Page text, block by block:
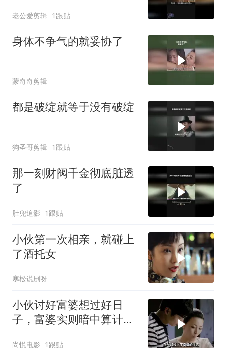
老公爱剪辑 1跟贴
身体不争气的就妥协了
蒙奇奇剪辑
都是破绽就等于没有破绽
狗圣哥剪辑 1跟贴
那一刻财阀千金彻底脏透
了
肚兜追影 1跟贴
小伙第一次相亲，就碰上
了酒托女
寒松说剧呀
小伙讨好富婆想过好日
子，富婆实则暗中算计，
尚悦电影 1跟贴